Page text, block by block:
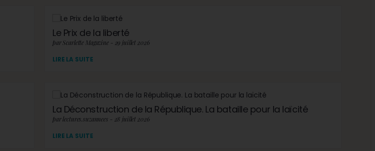
Le Prix de la liberté
par Scarlette Magazine - 29 juillet 2026
LIRE LA SUITE
La Déconstruction de la République. La bataille pour la laïcité
par lectures.suzannees - 28 juillet 2026
LIRE LA SUITE